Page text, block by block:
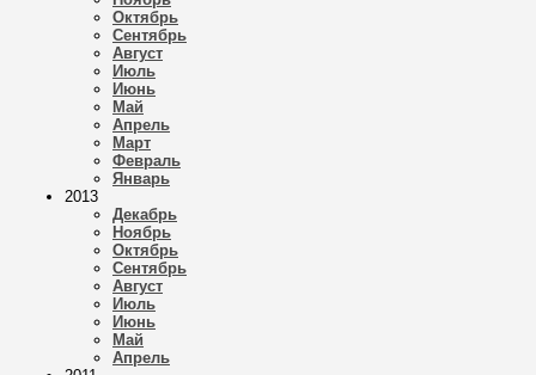
Октябрь
Сентябрь
Август
Июль
Июнь
Май
Апрель
Март
Февраль
Январь
2013
Декабрь
Ноябрь
Октябрь
Сентябрь
Август
Июль
Июнь
Май
Апрель